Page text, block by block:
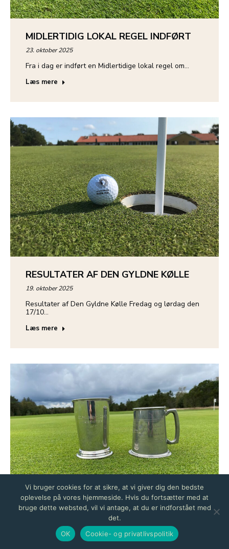
MIDLERTIDIG LOKAL REGEL INDFØRT
23. oktober 2025
Fra i dag er indført en Midlertidige lokal regel om…
Læs mere
RESULTATER AF DEN GYLDNE KØLLE
19. oktober 2025
Resultater af Den Gyldne Kølle Fredag og lørdag den
17/10…
Læs mere
KLUBMESTERSKABERNE FOR JUNIORER
Vi bruger cookies for at sikre, at vi giver dig den bedste
oplevelse på vores hjemmeside. Hvis du fortsætter med at
bruge dette websted, vil vi antage, at du er indforstået med
det.
OK
Cookie- og privatlivspolitik